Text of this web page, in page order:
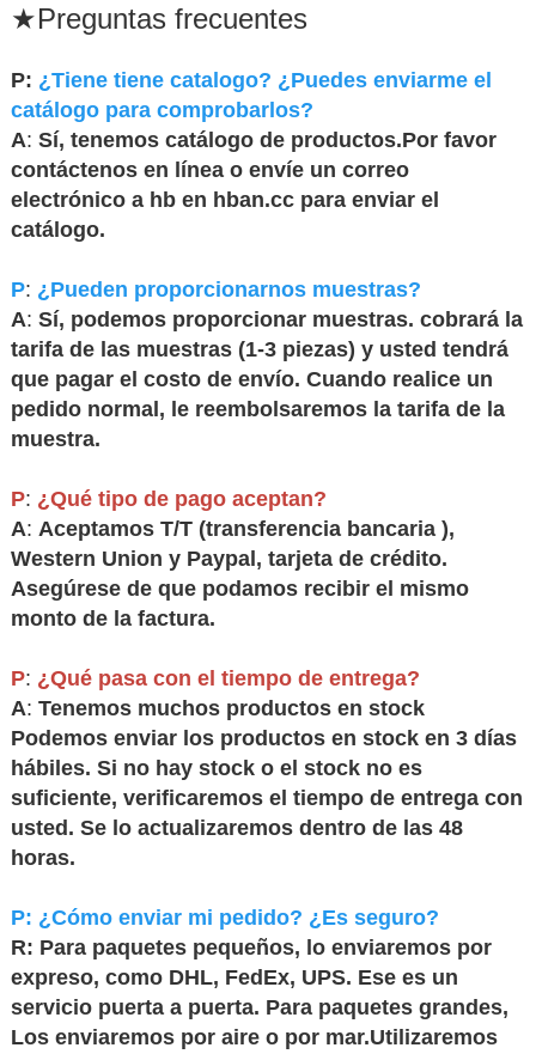
★Preguntas frecuentes
P: ¿Tiene tiene catalogo? ¿Puedes enviarme el
catálogo para comprobarlos?
A: Sí, tenemos catálogo de productos.Por favor
contáctenos en línea o envíe un correo
electrónico a hb en hban.cc para enviar el
catálogo.
P: ¿Pueden proporcionarnos muestras?
A: Sí, podemos proporcionar muestras. cobrará la
tarifa de las muestras (1-3 piezas) y usted tendrá
que pagar el costo de envío. Cuando realice un
pedido normal, le reembolsaremos la tarifa de la
muestra.
P: ¿Qué tipo de pago aceptan?
A: Aceptamos T/T (transferencia bancaria ),
Western Union y Paypal, tarjeta de crédito.
Asegúrese de que podamos recibir el mismo
monto de la factura.
P: ¿Qué pasa con el tiempo de entrega?
A: Tenemos muchos productos en stock
Podemos enviar los productos en stock en 3 días
hábiles. Si no hay stock o el stock no es
suficiente, verificaremos el tiempo de entrega con
usted. Se lo actualizaremos dentro de las 48
horas.
P: ¿Cómo enviar mi pedido? ¿Es seguro?
R: Para paquetes pequeños, lo enviaremos por
expreso, como DHL, FedEx, UPS. Ese es un
servicio puerta a puerta. Para paquetes grandes,
Los enviaremos por aire o por mar.Utilizaremos